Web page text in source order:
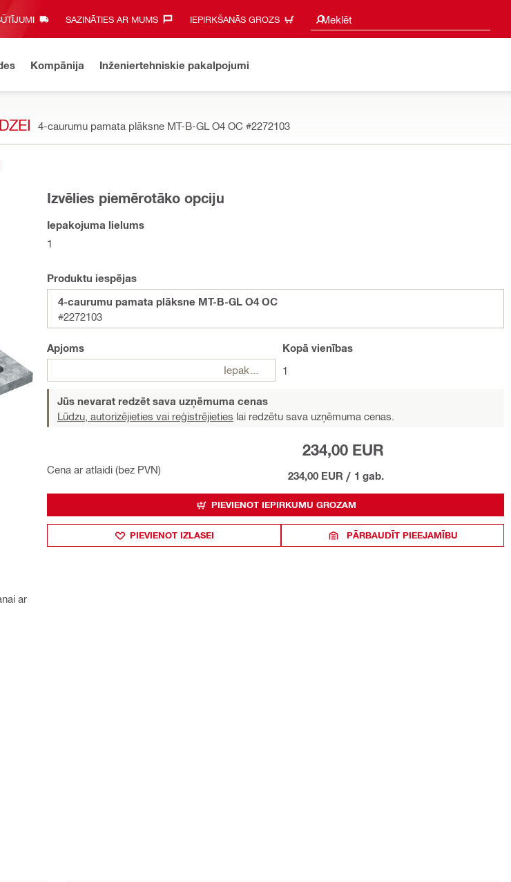
SAZINĀTIES AR MUMS‎ IEPIRKŠANĀS GROZS Meklēt
Meklēšanas ieteikumi
Kompānija Inženiertehniskie pakalpojumi
4-caurumu pamata plāksne MT-B-GL O4 OC #2272103
ar
Izvēlies piemērotāko opciju
Iepakojuma lielums
1
Produktu iespējas
4-caurumu pamata plāksne MT-B-GL O4 OC
#2272103
Apjoms
Iepakojumi
Kopā vienības
1
Jūs nevarat redzēt sava uzņēmuma cenas
Lūdzu, autorizējieties vai reģistrējieties lai redzētu sava uzņēmuma cenas.
Cena ar atlaidi (bez PVN)
234,00 EUR
234,00 EUR / 1 gab.
PIEVIENOT IEPIRKUMU GROZAM
PIEVIENOT IZLASEI PĀRBAUDĪT PIEEJAMĪBU